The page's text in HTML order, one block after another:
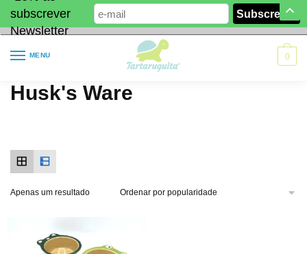
subscrever
Newsletter
MENU 0
Husk's Ware
Apenas um resultado